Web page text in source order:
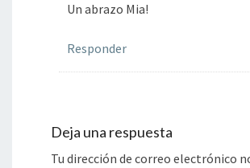
Un abrazo Mia!
Responder
Deja una respuesta
Tu dirección de correo electrónico